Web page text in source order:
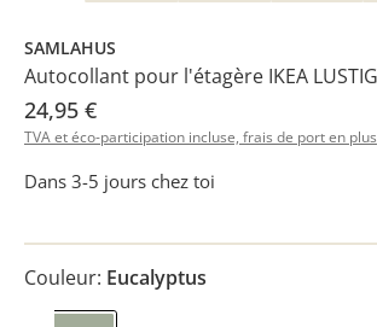
SAMLAHUS
Autocollant pour l'étagère IKEA
24,95 €
TVA et éco-participation incluse, frais de port en plus
Dans 3-5 jours chez toi
Couleur: Eucalyptus